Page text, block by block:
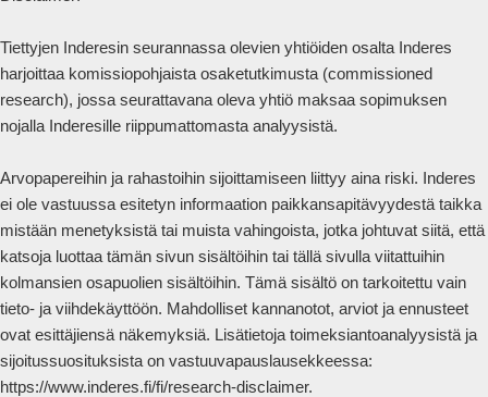
Tiettyjen Inderesin seurannassa olevien yhtiöiden osalta Inderes
harjoittaa komissiopohjaista osaketutkimusta (commissioned
research), jossa seurattavana oleva yhtiö maksaa sopimuksen
nojalla Inderesille riippumattomasta analyysistä.
Arvopapereihin ja rahastoihin sijoittamiseen liittyy aina riski. Inderes
ei ole vastuussa esitetyn informaation paikkansapitävyydestä taikka
mistään menetyksistä tai muista vahingoista, jotka johtuvat siitä, että
katsoja luottaa tämän sivun sisältöihin tai tällä sivulla viitattuihin
kolmansien osapuolien sisältöihin. Tämä sisältö on tarkoitettu vain
tieto- ja viihdekäyttöön. Mahdolliset kannanotot, arviot ja ennusteet
ovat esittäjiensä näkemyksiä. Lisätietoja toimeksiantoanalyysistä ja
sijoitussuosituksista on vastuuvapauslausekkeessa:
https://www.inderes.fi/fi/research-disclaimer.